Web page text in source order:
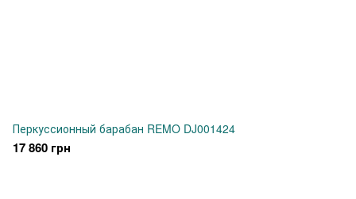
Перкуссионный барабан REMO DJ001424
17 860 грн